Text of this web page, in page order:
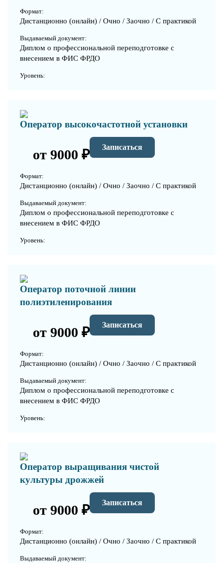
Формат:
Дистанционно (онлайн) / Очно / Заочно / С практикой
Выдаваемый документ:
Диплом о профессиональной переподготовке с
внесением в ФИС ФРДО
Уровень:
Оператор высокочастотной установки
от 9000 ₽ Записаться
Формат:
Дистанционно (онлайн) / Очно / Заочно / С практикой
Выдаваемый документ:
Диплом о профессиональной переподготовке с
внесением в ФИС ФРДО
Уровень:
Оператор поточной линии
полиэтиленирования
от 9000 ₽ Записаться
Формат:
Дистанционно (онлайн) / Очно / Заочно / С практикой
Выдаваемый документ:
Диплом о профессиональной переподготовке с
внесением в ФИС ФРДО
Уровень:
Оператор выращивания чистой
культуры дрожжей
от 9000 ₽ Записаться
Формат:
Дистанционно (онлайн) / Очно / Заочно / С практикой
Выдаваемый документ: